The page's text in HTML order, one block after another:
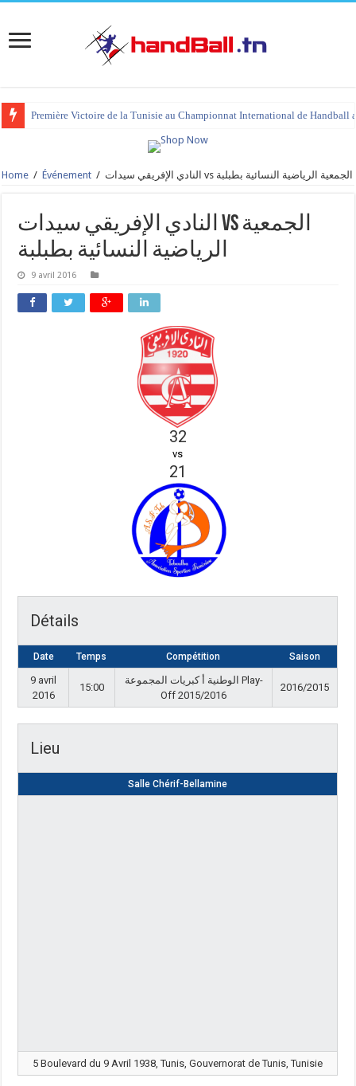
Première Victoire de la Tunisie au Championnat International de Handball
Home / Événement / النادي الإفريقي سيدات vs الجمعية الرياضية النسائية بطبلبة
النادي الإفريقي سيدات vs الجمعية
الرياضية النسائية بطبلبة
9 avril 2016
32
vs
21
Détails
Date Temps Compétition Saison
9 avril
2016
15:00
الوطنية أ كبريات المجموعة Play-
Off 2015/2016
2016/2015
Lieu
Salle Chérif-Bellamine
5 Boulevard du 9 Avril 1938, Tunis, Gouvernorat de Tunis, Tunisie